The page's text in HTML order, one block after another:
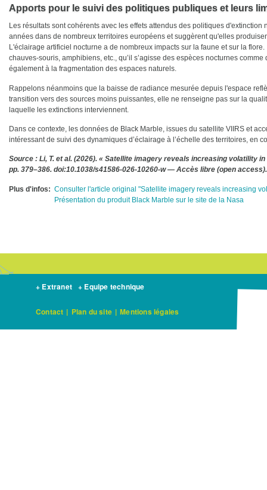
Apports pour le suivi des politiques publiques et leurs
Les résultats sont cohérents avec les effets attendus des politiques
années dans de nombreux territoires européens et suggèrent qu'elles
L'éclairage artificiel nocturne a de nombreux impacts sur la faune et sur la
chauves-souris, amphibiens, etc., qu’il s’agisse des espèces nocturnes
également à la fragmentation des espaces naturels.
Rappelons néanmoins que la baisse de radiance mesurée depuis l'espace
transition vers des sources moins puissantes, elle ne renseigne pas sur la
laquelle les extinctions interviennent.
Dans ce contexte, les données de Black Marble, issues du satellite VIIRS et
intéressant de suivi des dynamiques d’éclairage à l’échelle des territoires, en
Source : Li, T. et al. (2026). « Satellite imagery reveals increasing volatility
pp. 379–386. doi:10.1038/s41586-026-10260-w — Accès libre (open access).
Plus d'infos
Consulter l'article original "Satellite imagery reveals increasing
Présentation du produit Black Marble sur le site de la Nasa
+ Extranet + Equipe technique
Contact | Plan du site | Mentions légales